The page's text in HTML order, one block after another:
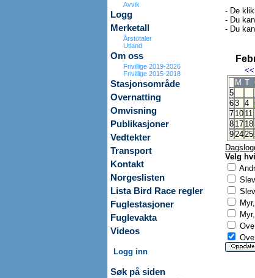
Avvik
Logg
Merketall
Årstotaler
Utland
Om oss
Frivillige 2019-2026
Frivillige 2015-2018
Stasjonsområde
Overnatting
Omvisning
Publikasjoner
Vedtekter
Transport
Kontakt
Norgeslisten
Lista Bird Race regler
Fuglestasjoner
Fuglevakta
Videos
Logg inn
Søk på siden
- De
- Du
- Du
<<
M T
5
63 4
7 10 11
8 17 18
92425
Velg